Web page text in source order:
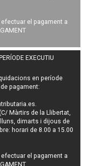
el pagament a
EXECUTIU
en període
pagament:
.
Màrtirs de la Llibertat,
dimarts i dijous de
horari de 8.00 a 15.00
el pagament a